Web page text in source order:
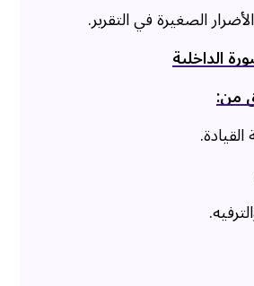
الصغيرة في التقرير.
الداخلية
من: